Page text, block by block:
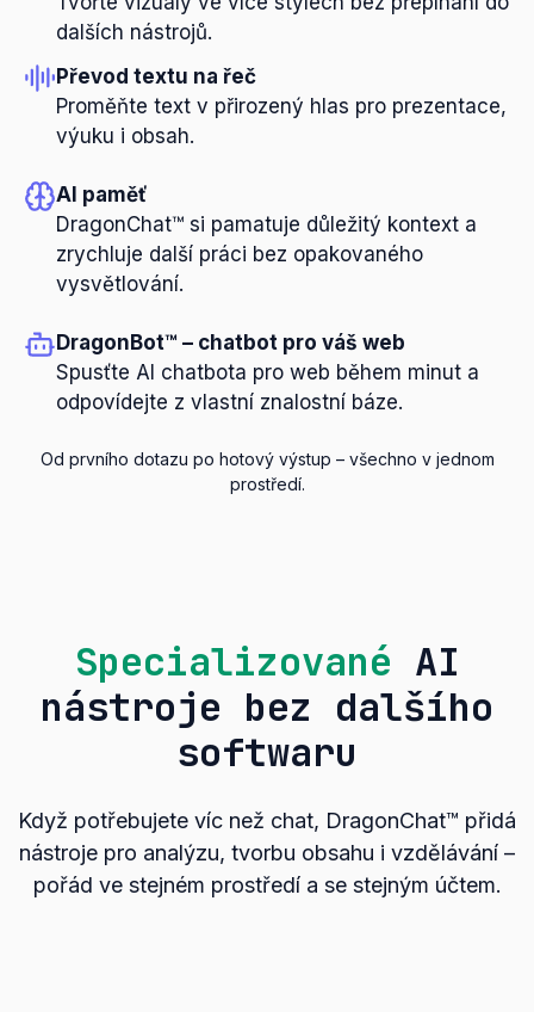
dalších nástrojů.
Převod textu na řeč
Proměňte text v přirozený hlas pro prezentace,
výuku i obsah.
AI paměť
DragonChat™ si pamatuje důležitý kontext a
zrychluje další práci bez opakovaného
vysvětlování.
DragonBot™ – chatbot pro váš web
Spusťte AI chatbota pro web během minut a
odpovídejte z vlastní znalostní báze.
Od prvního dotazu po hotový výstup – všechno v jednom
prostředí.
Specializované AI
nástroje bez dalšího
softwaru
Když potřebujete víc než chat, DragonChat™ přidá
nástroje pro analýzu, tvorbu obsahu i vzdělávání –
pořád ve stejném prostředí a se stejným účtem.